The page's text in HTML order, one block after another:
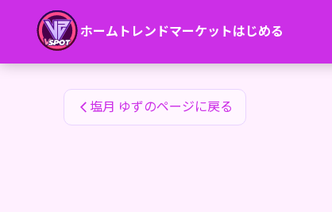
ホーム トレンドマーケットはじめる
塩月 ゆずのファンアイテム
塩月 ゆずのページに戻る
塩月 ゆずのファンアイテム — 24karat